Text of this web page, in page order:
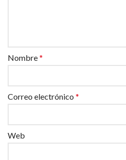
Nombre*
Correo electrónico *
Web